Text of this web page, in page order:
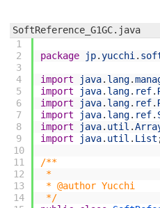
SoftReference_G1GC.java
1
2
3
4
5
6
7
8
9
10
11
12
13
14
package jp.yucchi .
import java. lang.
import
java. lang. ref.
import
java. lang. ref.
import
java. lang. ref.
import
java. util .
import
java. util . List
/**
*
* @author Yucchi
*/